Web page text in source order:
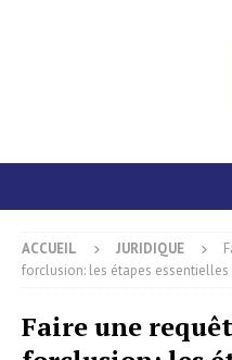
ACCUEIL JURIDIQUE
forclusion: les étapes
Faire une